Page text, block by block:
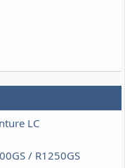
LC
/ R1250GS